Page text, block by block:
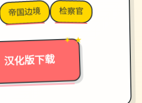
帝国边境 检察官
汉化版下载
✦ ★